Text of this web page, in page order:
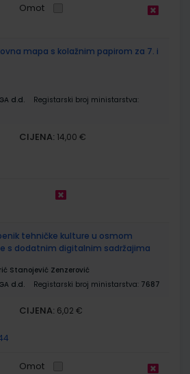
Omot
mapa s kolažnim papirom za 7. i
d.d.
Registarski broj ministarstva:
CIJENA: 14,00 €
tehničke kulture u osmom
s dodatnim digitalnim sadržajima
Stanojević Zenzerović
d.d. Registarski broj ministarstva: 7687
CIJENA: 6,02 €
Omot